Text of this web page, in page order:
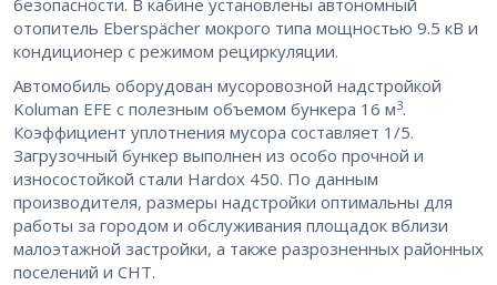
безопасности. В кабине установлены автономный
отопитель Eberspächer мокрого типа мощностью 9.5 кВ и
кондиционер с режимом рециркуляции.
Автомобиль оборудован мусоровозной надстройкой
Koluman EFE с полезным объемом бункера 16 м3.
Коэффициент уплотнения мусора составляет 1/5.
Загрузочный бункер выполнен из особо прочной и
износостойкой стали Hardox 450. По данным
производителя, размеры надстройки оптимальны для
работы за городом и обслуживания площадок вблизи
малоэтажной застройки, а также разрозненных районных
поселений и СНТ.